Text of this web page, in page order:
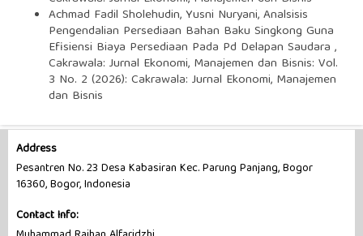
Achmad Fadil Sholehudin, Yusni Nuryani,Analsisis
Pengendalian Persediaan Bahan Baku Singkong Guna
Efisiensi Biaya Persediaan Pada Pd Delapan Saudara ,
Cakrawala: Jurnal Ekonomi, Manajemen dan Bisnis: Vol.
3 No. 2 (2026): Cakrawala: Jurnal Ekonomi, Manajemen
dan Bisnis
Address
Pesantren No. 23 Desa Kabasiran Kec. Parung Panjang, Bogor
16360, Bogor, Indonesia
Contact Info: